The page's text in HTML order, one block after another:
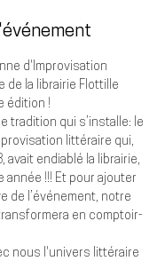
d'Improvisation
de la librairie Flottille
édition !
tradition qui s’installe: le
littéraire qui,
avait endiablé la librairie,
!!! Et pour ajouter
de l’événement, notre
en comptoir-
nous l'univers littéraire